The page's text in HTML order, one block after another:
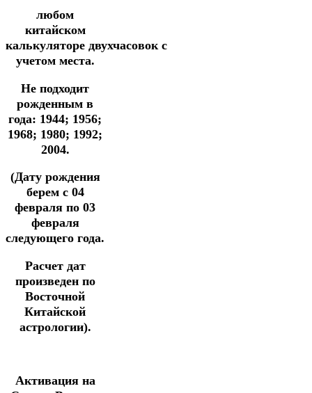
любом
китайском
калькуляторе двухчасовок с
учетом места.
Не подходит
рожденным в
года: 1944; 1956;
1968; 1980; 1992;
2004.
(Дату рождения
берем с 04
февраля по 03
февраля
следующего года.
Расчет дат
произведен по
Восточной
Китайской
астрологии).
Активация на